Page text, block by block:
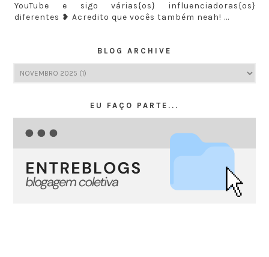
YouTube e sigo várias{os} influenciadoras{os}
diferentes ❥ Acredito que vocês também neah! ...
BLOG ARCHIVE
EU FAÇO PARTE...